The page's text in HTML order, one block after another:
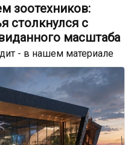
зоотехников:
столкнулся с
масштаба
- в нашем материале